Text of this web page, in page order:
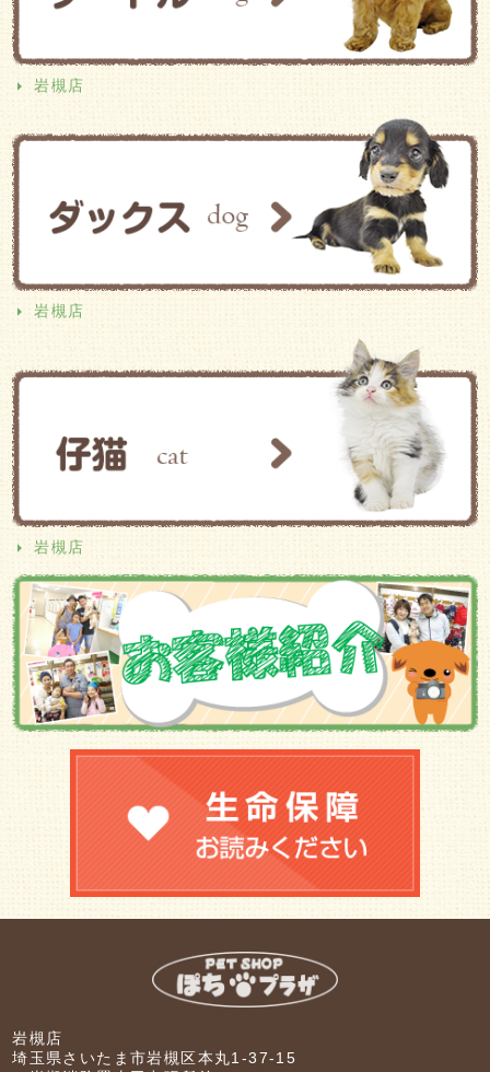
岩槻店
岩槻店
岩槻店
岩槻店
埼玉県さいたま市岩槻区本丸1-37-15